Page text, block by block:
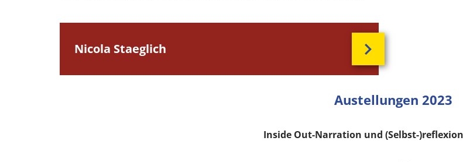
Nicola Staeglich
Austellungen 2023
Inside Out-Narration und (Selbst-